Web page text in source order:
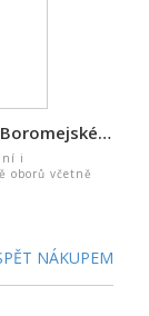
Nemocnice Milosrdných sester sv. Karla Boromejského v Praze
i
oborů včetně
NÁKUPEM